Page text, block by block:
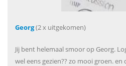
Georg(2 x uitgekomen)
Jij bent helemaal smoor op Georg.
wel eens gezien?? zo mooi groen.